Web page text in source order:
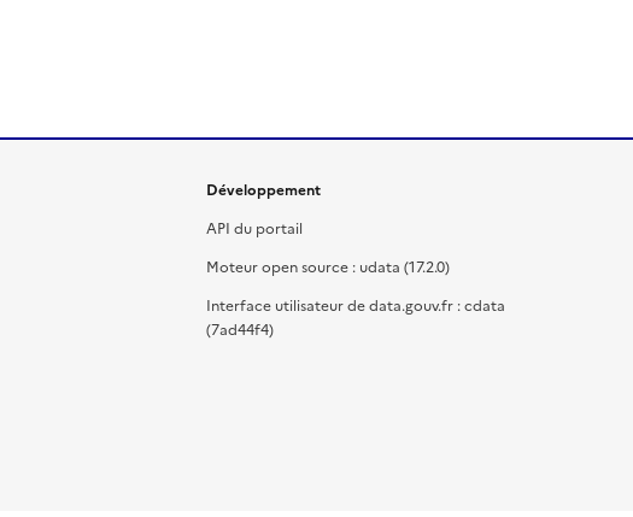
Développement
API du portail
Moteur open source : udata (17.2.0)
Interface utilisateur de data.gouv.fr : cdata
(7ad44f4)